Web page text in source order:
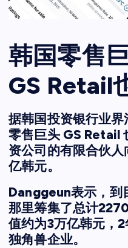
韩国零售
GS Retail
据韩国投资银行业
零售巨头 GS Retail
资公司的有限合伙
亿韩元。
Danggeun表示，到
那里筹集了总计
值约为3万亿韩元，
独角兽企业。